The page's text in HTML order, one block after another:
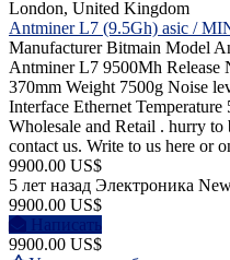
London, United Kingdom
Antminer L7 (9.5Gh) asic /
Manufacturer Bitmain Model
Antminer L7 9500Mh Release
370mm Weight 7500g Noise
Interface Ethernet
Wholesale and Retail . hurry to
contact us. Write to us here or
9900.00 US$
5 лет назад Электроника
9900.00 US$
Написать
9900.00 US$